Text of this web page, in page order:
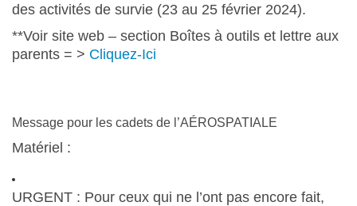
des activités de survie (23 au 25 février 2024).
**Voir site web – section Boîtes à outils et lettre aux
parents = > Cliquez-Ici
Message pour les cadets de l’AÉROSPATIALE
Matériel :
URGENT : Pour ceux qui ne l’ont pas encore fait,